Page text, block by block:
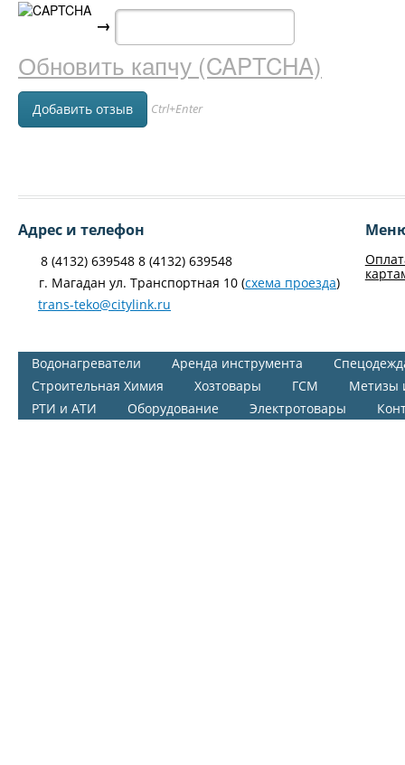
→
Обновить капчу (CAPTCHA)
Ctrl+Enter
Адрес и телефон
8 (4132) 639548 8 (4132) 639548
г. Магадан ул. Транспортная 10 (схема проезда)
trans-teko@citylink.ru
Водонагреватели Аренда инструмента
Строительная Химия
Хозтовары ГСМ
Метизы
РТИ и АТИ
Оборудование Электротовары